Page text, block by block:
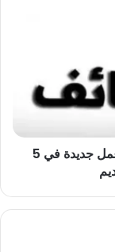
بوابة الوظائف الحكومية تعلن عن فرص عمل جديدة في 5